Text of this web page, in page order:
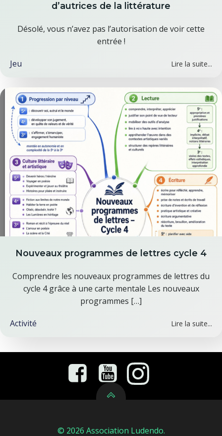
d’autrices de la littérature
Désolé, vous n’avez pas l’autorisation de voir cette
entrée !
Jeu Lire la suite...
Nouveaux programmes de lettres cycle 4
Comprendre les nouveaux programmes de lettres du
cycle 4 grâce à une carte mentale Les nouveaux
programmes […]
Activité Lire la suite...
© 2026 Association Ludendo.